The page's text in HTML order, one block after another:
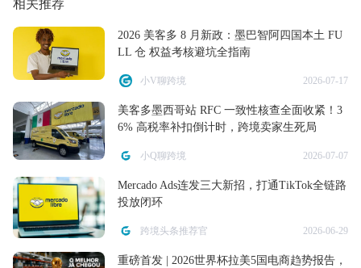
相关推荐
2026 美客多 8 月新政：墨巴智阿四国本土 FU
LL 仓 权益考核避坑全指南
小V聊跨境 2026-07-17
美客多墨西哥站 RFC 一致性核查全面收紧！3
6% 高税率补扣倒计时，跨境卖家生死局
小Q聊跨境 2026-07-07
Mercado Ads连发三大新招，打通TikTok全链路
投放闭环
跨境头条推荐官 2026-06-29
重磅首发 | 2026世界杯拉美5国电商趋势报告，